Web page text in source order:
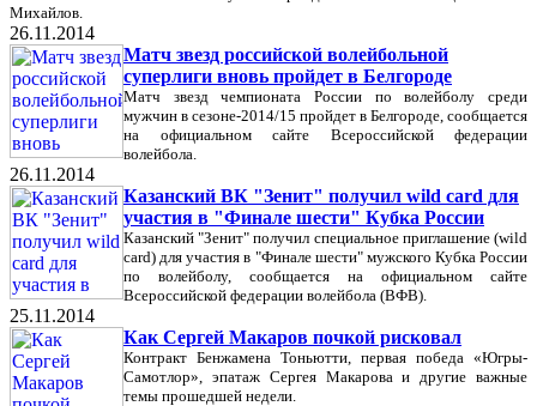
Михайлов.
26.11.2014
Матч звезд российской волейбольной
суперлиги вновь пройдет в Белгороде
Матч звезд чемпионата России по волейболу среди
мужчин в сезоне-2014/15 пройдет в Белгороде, сообщается
на официальном сайте Всероссийской федерации
волейбола.
26.11.2014
Казанский ВК "Зенит" получил wild card для
участия в "Финале шести" Кубка России
Казанский "Зенит" получил специальное приглашение (wild
card) для участия в "Финале шести" мужского Кубка России
по волейболу, сообщается на официальном сайте
Всероссийской федерации волейбола (ВФВ).
25.11.2014
Как Сергей Макаров почкой рисковал
Контракт Бенжамена Тоньютти, первая победа «Югры-
Самотлор», эпатаж Сергея Макарова и другие важные
темы прошедшей недели.